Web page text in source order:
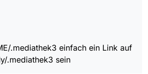
.mediathek3 einfach ein Link auf
.mediathek3 sein